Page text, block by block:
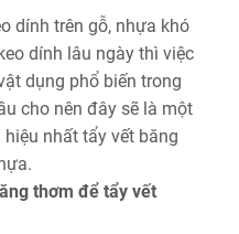
dính trên gỗ, nhựa khó
dính lâu ngày thì việc
dụng phổ biến trong
cho nên đây sẽ là một
nhất tẩy vết băng
thơm để tẩy vết